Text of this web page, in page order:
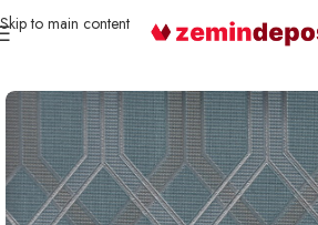
Skip to main content